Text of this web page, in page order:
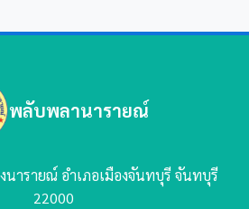
พลับพลานารายณ์
นารายณ์ อำเภอเมืองจันทบุรี จันทบุรี
22000